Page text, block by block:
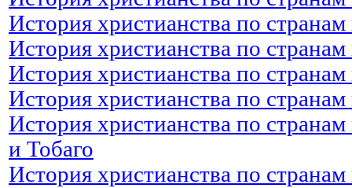
История христианства по
История христианства по
История христианства по
История христианства по
История христианства по
и Тобаго
История христианства по